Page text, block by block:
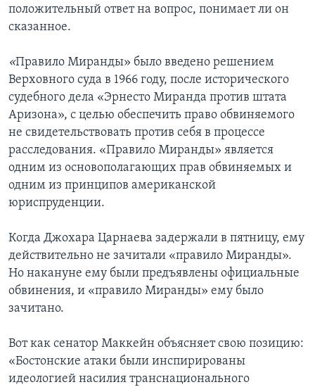
положительный ответ на вопрос, понимает ли он
сказанное.
«Правило Миранды» было введено решением
Верховного суда в 1966 году, после исторического
судебного дела «Эрнесто Миранда против штата
Аризона», с целью обеспечить право обвиняемого
не свидетельствовать против себя в процессе
расследования. «Правило Миранды» является
одним из основополагающих прав обвиняемых и
одним из принципов американской
юриспруденции.
Когда Джохара Царнаева задержали в пятницу, ему
действительно не зачитали «правило Миранды».
Но накануне ему были предъявлены официальные
обвинения, и «правило Миранды» ему было
зачитано.
Вот как сенатор Маккейн объясняет свою позицию:
«Бостонские атаки были инспирированы
идеологией насилия транснационального